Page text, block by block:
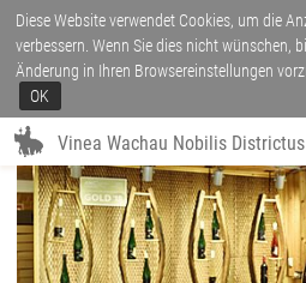
Diese Website verwendet Cookies, um die
verbessern. Wenn Sie dies nicht wünschen,
Änderung in Ihren Browsereinstellungen
OK
Vinea Wachau Nobilis Districtus